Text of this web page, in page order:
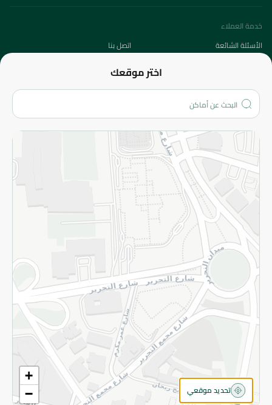
اختر موقعك
+
−
تحديد موقعي
خدمة العملاء
الأسئلة الشائعة
اتصل بنا
من نحن؟
الفروع
المزيد
الاسترجاع
سياسة الاستخدام
سياسة الخصوصية
قم بالتسجيل للنشرة
©2026 - Spinneys | جميع الحقوق محفوظة